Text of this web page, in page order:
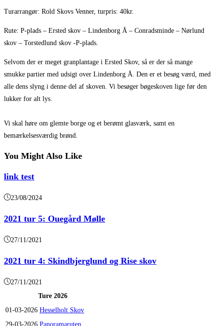
Turarrangør: Rold Skovs Venner, turpris: 40kr.
Rute: P-plads – Ersted skov – Lindenborg Å – Conradsminde – Nørlund
skov – Torstedlund skov -P-plads.
Selvom der er meget granplantage i Ersted Skov, så er der så mange
smukke partier med udsigt over Lindenborg Å. Den er et besøg værd, med
alle dens slyng i denne del af skoven. Vi besøger bøgeskoven lige før den
lukker for alt lys.
Vi skal høre om glemte borge og et berømt glasværk, samt en
bemærkelsesværdig brønd.
You Might Also Like
link test
23/08/2024
2021 tur 5: Ouegård Mølle
27/11/2021
2021 tur 4: Skindbjerglund og Rise skov
27/11/2021
Ture 2026
01-03-2026 Hesselholt Skov
29-03-2026 Panoramaruten